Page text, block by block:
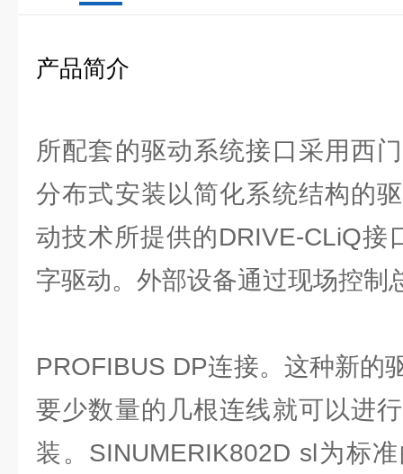
产品简介
所配套的驱动系统接口采用西
分布式安装以简化系统结构的
动技术所提供的DRIVE-CLiQ接
字驱动。外部设备通过现场控制
PROFIBUS DP连接。这种新的
要少数量的几根连线就可以进
装。SINUMERIK802D sl为标